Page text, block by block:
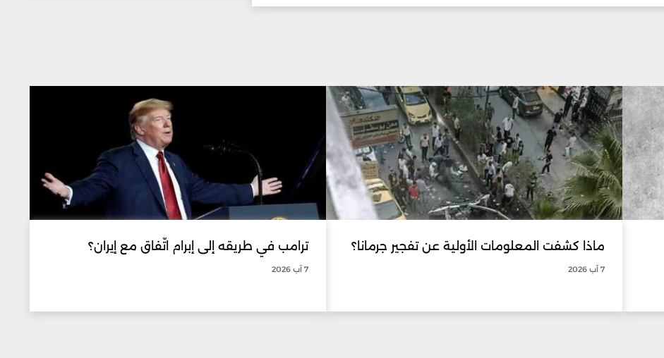
ماذا كشفت المعلومات الأولية عن تفجير جرمانا؟
7 آب 2026
ترامب في طريقه إلى إبرام اتّفاق مع إيران؟
7 آب 2026